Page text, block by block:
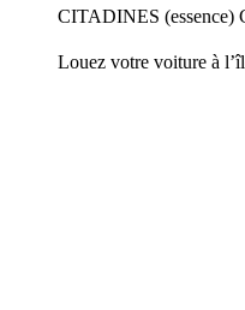
CITADINES (essence)
Louez votre voiture à